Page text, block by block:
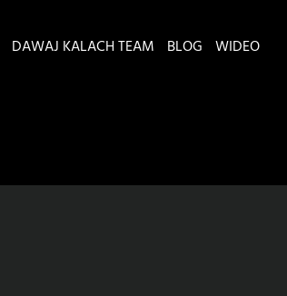
DAWAJ KALACH TEAM BLOG WIDEO